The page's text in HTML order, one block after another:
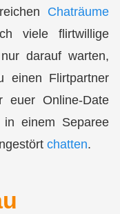
Chaträume
viele flirtwillige
darauf warten,
einen Flirtpartner
euer Online-Date
einem Separee
chatten.